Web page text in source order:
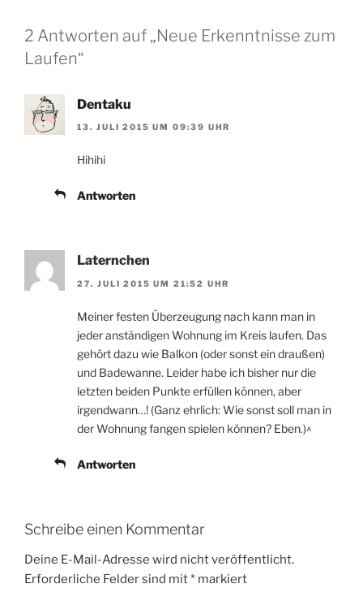
2 Antworten auf „Neue Erkenntnisse zum
Laufen“
Dentaku
13. JULI 2015 UM 09:39 UHR
Hihihi
Antworten
Laternchen
27. JULI 2015 UM 21:52 UHR
Meiner festen Überzeugung nach kann man in
jeder anständigen Wohnung im Kreis laufen. Das
gehört dazu wie Balkon (oder sonst ein draußen)
und Badewanne. Leider habe ich bisher nur die
letzten beiden Punkte erfüllen können, aber
irgendwann…! (Ganz ehrlich: Wie sonst soll man in
der Wohnung fangen spielen können? Eben.)^
Antworten
Schreibe einen Kommentar
Deine E-Mail-Adresse wird nicht veröffentlicht.
Erforderliche Felder sind mit* markiert